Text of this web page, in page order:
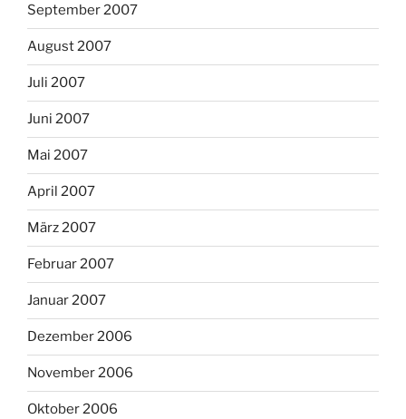
September 2007
August 2007
Juli 2007
Juni 2007
Mai 2007
April 2007
März 2007
Februar 2007
Januar 2007
Dezember 2006
November 2006
Oktober 2006